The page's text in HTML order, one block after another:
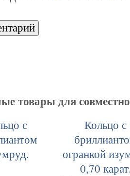
товары для
с
Кольцо с
огранкой
0,70